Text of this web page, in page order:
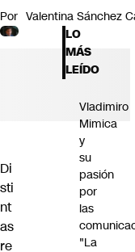
Por Valentina Sánchez
Di
sti
nt
as
re
LO
MÁS
LEÍDO
Vladimiro
Mimica
y
su
pasión
por
las
"La